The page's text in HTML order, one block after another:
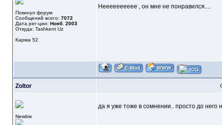
Покинул форум
Сообщений всего: 7072
Дата рег-ции: Нояб. 2003
Откуда: Tashkent Uz
Карма 52
Нееееееееее , он мне не понравился....
Zoltor
Newbie
да я уже тоже в сомнении.. просто до него